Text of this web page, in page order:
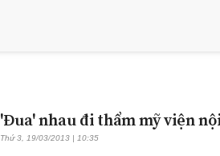
'Đua' nhau đi thẩm mỹ viện
Thứ 3, 19/03/2013 | 10:35